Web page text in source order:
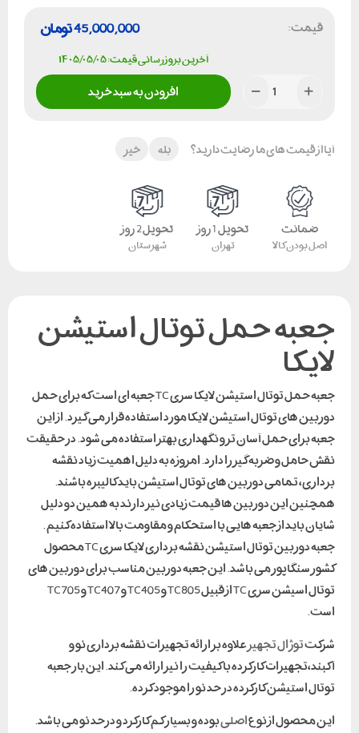
قیمت:
تومان45,000,000
آخرین بروزرسانی قیمت: ۱۴۰۵/۰۵/۰۵
افزودن به سبد خرید
آیا از قیمت های ما رضایت دارید؟ بله خیر
ضمانت
اصل بودن کالا
تحویل 1 روز
تهران
تحویل 2 روز
شهرستان
جعبه حمل توتال استیشن
لایکا
جعبه حمل توتال استیشن لایکا سری TC جعبه ای است که برای حمل
دوربین های توتال استیشن لایکا مورد استفاده قرار می گیرد. از این
جعبه برای حمل آسان تر و نگهداری بهتر استفاده می شود. در حقیقت
نقش حامل و ضربه گیر را دارد. امروزه به دلیل اهمیت زیاد نقشه
برداری، تمامی دوربین های توتال استیشن باید کالیبره باشند.
همچنین این دوربین ها قیمت زیادی نیز دارند به همین دو دلیل
شایان باید از جعبه هایی با استحکام و مقاومت بالا استفاده کنیم .
جعبه دوربین توتال استیشن نقشه برداری لایکا سری TC محصول
کشور سنگاپور می باشد. این جعبه دوربین مناسب برای دوربین های
توتال اسیشن سری TC از قبیل TC805 و TC405 و TC407 و TC705
است.
شرکتتوژال تجهیزعلاوه بر ارائه تجهیزات نقشه برداری نو و
آکبند،تجهیزات کارکرده با کیفیت را نیز ارائه می کند. این بار جعبه
توتال استیشن کارکرده در حد نو را موجود کرده.
این محصول از نوعاصلیبوده و بسیار کم کارکرد و درحد نو می باشد.